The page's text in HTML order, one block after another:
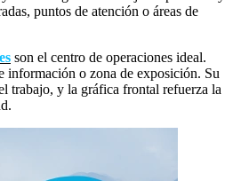
puntos de atención o áreas de
son el centro de operaciones ideal.
información o zona de exposición. Su
trabajo, y la gráfica frontal refuerza la